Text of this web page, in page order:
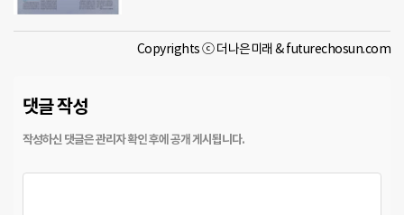
Copyrights ⓒ 더나은미래 & futurechosun.com
댓글 작성